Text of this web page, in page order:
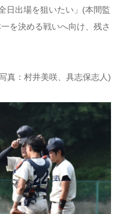
日出場を狙いたい」(本間監
を決める戦いへ向け、残さ
真：村井美咲、具志保志人)